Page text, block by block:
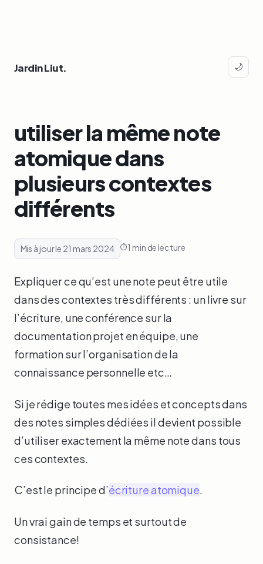
Jardin Liut. 🌙
utiliser la même note
atomique dans
plusieurs contextes
différents
Mis à jour le 21 mars 2024 1 min de lecture
Expliquer ce qu’est une note peut être utile
dans des contextes très différents : un livre sur
l’écriture, une conférence sur la
documentation projet en équipe, une
formation sur l’organisation de la
connaissance personnelle etc…
Si je rédige toutes mes idées et concepts dans
des notes simples dédiées il devient possible
d’utiliser exactement la même note dans tous
ces contextes.
C’est le principe d’écriture atomique.
Un vrai gain de temps et surtout de
consistance!